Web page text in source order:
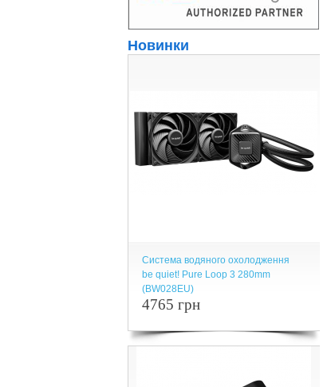
Новинки
Система водяного охолодження
be quiet! Pure Loop 3 280mm
(BW028EU)
4765 грн